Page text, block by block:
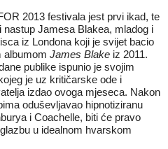
2013 festivala jest prvi ikad, te
nastup Jamesa Blakea, mladog i
iz Londona koji je svijet bacio
albumom James Blake iz 2011.
publike ispunio je svojim
je uz kritičarske ode i
izdao ovoga mjeseca. Nakon
oduševljavao hipnotiziranu
i Coachelle, biti će pravo
u idealnom hvarskom